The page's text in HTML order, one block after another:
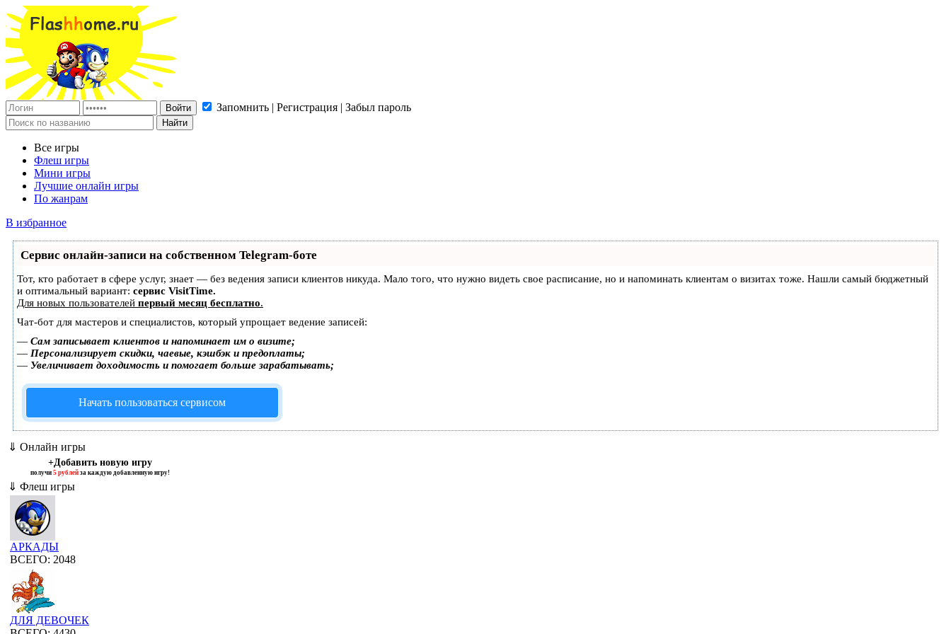
Запомнить | Регистрация | Забыл пароль
Все игры
Флеш игры
Мини игры
Лучшие онлайн игры
По жанрам
В избранное
Сервис онлайн-записи на собственном Telegram-боте
Тот, кто работает в сфере услуг, знает — без ведения записи клиентов никуда. Мало того, что нужно видеть свое расписание, но и напоминать клиентам о визитах тоже. Нашли самый бюджетный
и оптимальный вариант: сервис VisitTime.
Для новых пользователей первый месяц бесплатно.
Чат-бот для мастеров и специалистов, который упрощает ведение записей:
— Сам записывает клиентов и напоминает им о визите;
— Персонализирует скидки, чаевые, кэшбэк и предоплаты;
— Увеличивает доходимость и помогает больше зарабатывать;
Начать пользоваться сервисом
⇓ Онлайн игры
+Добавить новую игру
получи 5 рублейза каждую добавленную игру!
⇓ Флеш игры
АРКАДЫ
ВСЕГО: 2048
ДЛЯ ДЕВОЧЕК